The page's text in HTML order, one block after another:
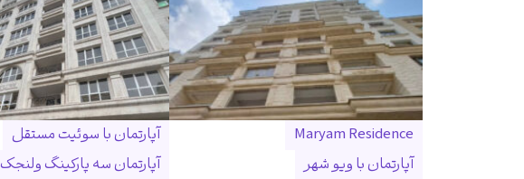
Maryam Residence
آپارتمان با ویو شهر
آپارتمان با سوئیت مستقل
آپارتمان سه پارکینگ ولنجک